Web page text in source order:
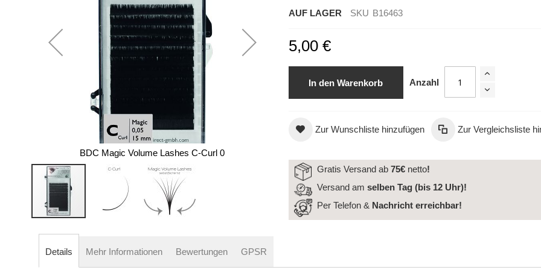
BDC Magic Volume Lashes C-Curl 0
Anfang
AUF LAGER SKU B16463
5,00 €
Anzahl
In den Warenkorb
Zur Wunschliste hinzufügen Zur Vergleichsliste
Gratis Versand ab 75€netto!
Versand am selben Tag (bis 12 Uhr)!
Per Telefon & Nachricht erreichbar!
Details Mehr Informationen Bewertungen GPSR